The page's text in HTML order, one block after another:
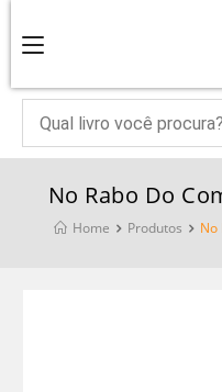
No Rabo Do
Home Produtos No